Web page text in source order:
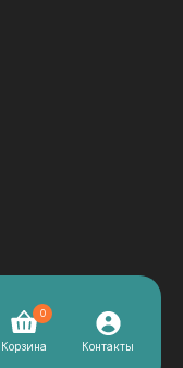
Корзина
0
Контакты